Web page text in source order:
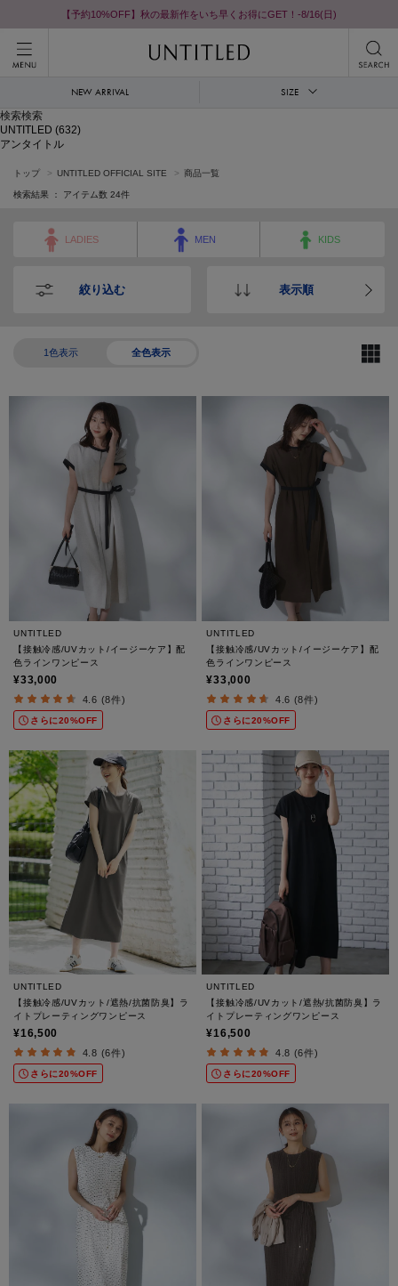
【予約10%OFF】秋の最新作をいち早くお得にGET！-8/16(日)
NEW ARRIVAL
SIZE
検索検索
UNTITLED (632)
アンタイトル
トップ UNTITLED OFFICIAL SITE 商品一覧
検索結果 ： アイテム数 24件
LADIES MEN KIDS
絞り込む 表示順
1色表示 全色表示
UNTITLED
【接触冷感/UVカット/イージーケア】配
色ラインワンピース
¥33,000
4.6 (8件)
さらに20%OFF
UNTITLED
【接触冷感/UVカット/イージーケア】配
色ラインワンピース
¥33,000
4.6 (8件)
さらに20%OFF
UNTITLED
【接触冷感/UVカット/遮熱/抗菌防臭】ラ
イトプレーティングワンピース
¥16,500
4.8 (6件)
さらに20%OFF
UNTITLED
【接触冷感/UVカット/遮熱/抗菌防臭】ラ
イトプレーティングワンピース
¥16,500
4.8 (6件)
さらに20%OFF